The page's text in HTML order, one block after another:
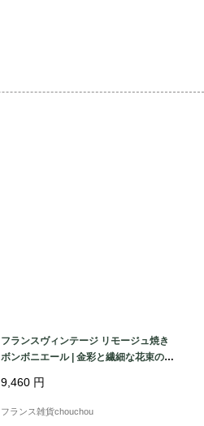
フランスヴィンテージ リモージュ焼き
ボンボニエール | 金彩と繊細な花束の小
9,460 円
フランス雑貨chouchou